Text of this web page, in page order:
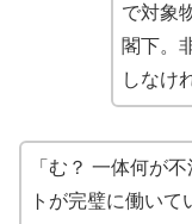
で対象
閣下。
しなけ
「む？ 一体何が
トが完璧に働い